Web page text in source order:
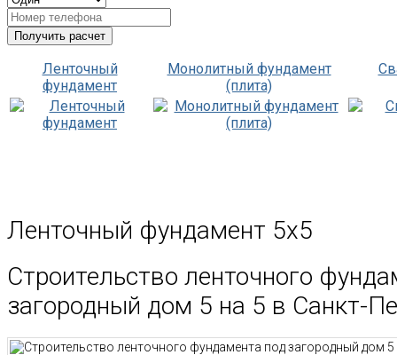
Ленточный
фундамент
Монолитный фундамент
(плита)
Ленточный фундамент 5х5
Строительство ленточного
загородный дом 5 на 5 в Санкт-